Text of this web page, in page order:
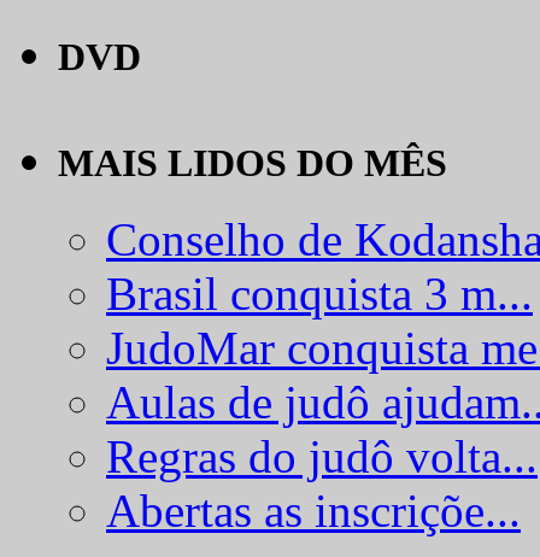
DVD
MAIS LIDOS DO MÊS
Conselho de
Brasil conquista 3 m...
JudoMar conquista
Aulas de judô
Regras do judô volta...
Abertas as inscriçõe...